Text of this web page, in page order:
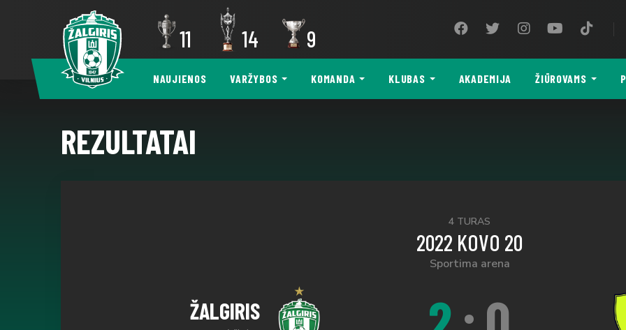
11 14 9
NAUJIENOS VARŽYBOS KOMANDA KLUBAS AKADEMIJA ŽIŪROVAMS
REZULTATAI
4 TURAS
2022 KOVO 20
Sportima arena
ŽALGIRIS